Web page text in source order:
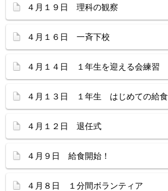
４月１９日 理科の観察
４月１６日 一斉下校
４月１４日 １年生を迎える会練習
４月１３日 １年生 はじめての給食
４月１２日 退任式
４月９日 給食開始！
４月８日 １分間ボランティア